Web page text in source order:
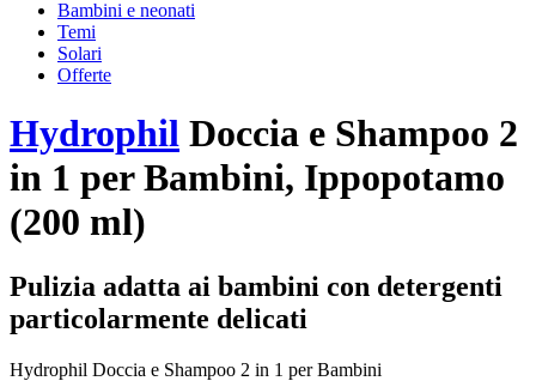
Bambini e neonati
Temi
Solari
Offerte
Hydrophil Doccia e Shampoo 2
in 1 per Bambini, Ippopotamo
(200 ml)
Pulizia adatta ai bambini con detergenti
particolarmente delicati
Hydrophil Doccia e Shampoo 2 in 1 per Bambini